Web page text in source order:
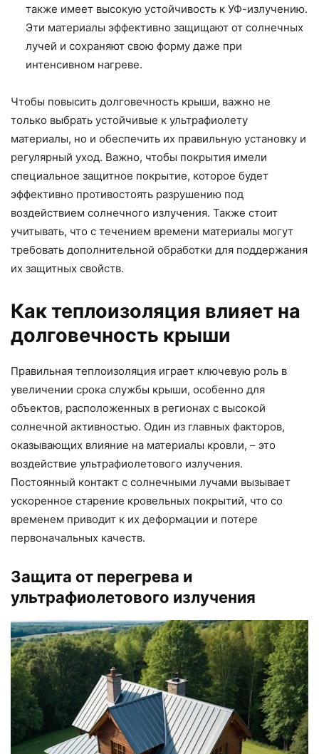
также имеет высокую устойчивость к УФ-излучению.
Эти материалы эффективно защищают от солнечных
лучей и сохраняют свою форму даже при
интенсивном нагреве.
Чтобы повысить долговечность крыши, важно не
только выбрать устойчивые к ультрафиолету
материалы, но и обеспечить их правильную установку и
регулярный уход. Важно, чтобы покрытия имели
специальное защитное покрытие, которое будет
эффективно противостоять разрушению под
воздействием солнечного излучения. Также стоит
учитывать, что с течением времени материалы могут
требовать дополнительной обработки для поддержания
их защитных свойств.
Как теплоизоляция влияет на
долговечность крыши
Правильная теплоизоляция играет ключевую роль в
увеличении срока службы крыши, особенно для
объектов, расположенных в регионах с высокой
солнечной активностью. Один из главных факторов,
оказывающих влияние на материалы кровли, – это
воздействие ультрафиолетового излучения.
Постоянный контакт с солнечными лучами вызывает
ускоренное старение кровельных покрытий, что со
временем приводит к их деформации и потере
первоначальных качеств.
Защита от перегрева и
ультрафиолетового излучения